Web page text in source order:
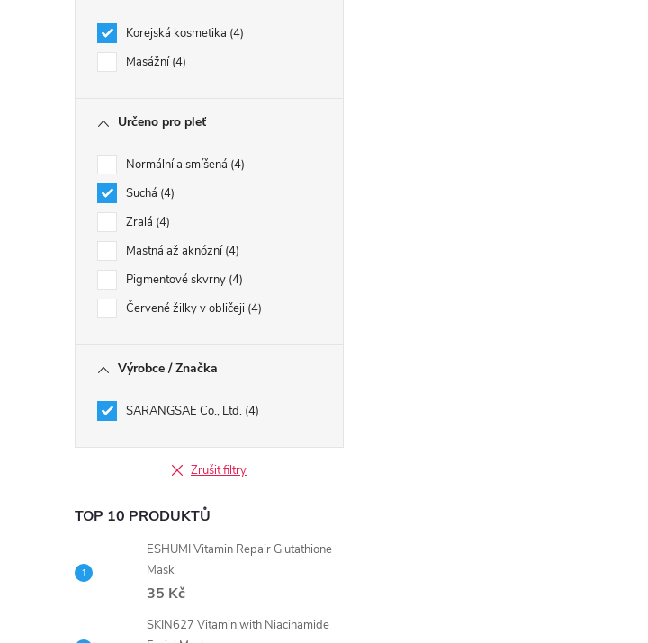
Korejská kosmetika 4
Masážní 4
Určeno pro pleť
Normální a smíšená 4
Suchá 4
Zralá 4
Mastná až aknózní 4
Pigmentové skvrny 4
Červené žilky v obličeji 4
Výrobce / Značka
SARANGSAE Co., Ltd. 4
Zrušit filtry
TOP 10 PRODUKTŮ
ESHUMI Vitamin Repair Glutathione
Mask
35 Kč
SKIN627 Vitamin with Niacinamide